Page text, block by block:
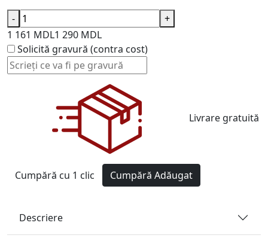
1 161 MDL1 290 MDL
Solicită gravură (contra cost)
- +
Livrare gratuită
Cumpără cu 1 clic Cumpără Adăugat
Descriere